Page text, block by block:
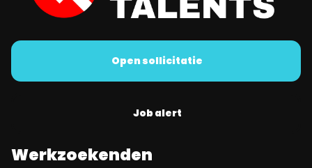
Open sollicitatie
Job alert
Werkzoekenden